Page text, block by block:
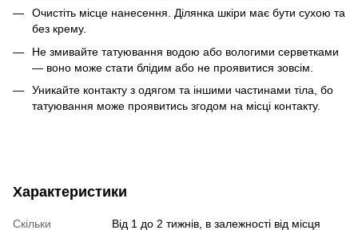
Очистіть місце нанесення. Ділянка шкіри має бути сухою та
без крему.
Не змивайте татуювання водою або вологими серветками
— воно може стати блідим або не проявитися зовсім.
Уникайте контакту з одягом та іншими частинами тіла, бо
татуювання може проявитись згодом на місці контакту.
Характеристики
Скільки Від 1 до 2 тижнів, в залежності від місця